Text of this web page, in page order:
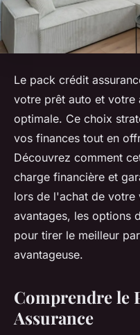
Le pack crédit
votre prêt auto et votre
optimale. Ce choix
vos finances tout en
Découvrez comment
charge financière et
lors de l'achat de votre
avantages, les options
pour tirer le meilleur
avantageuse.
Comprendre le
Assurance